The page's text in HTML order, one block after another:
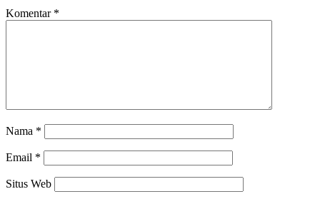
Komentar *
Nama *
Email *
Situs Web